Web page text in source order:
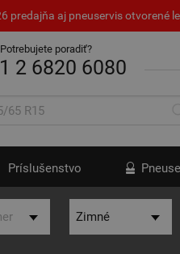
aj pneuservis otvorené
Potrebujete poradiť?
2 6820 6080
Príslušenstvo